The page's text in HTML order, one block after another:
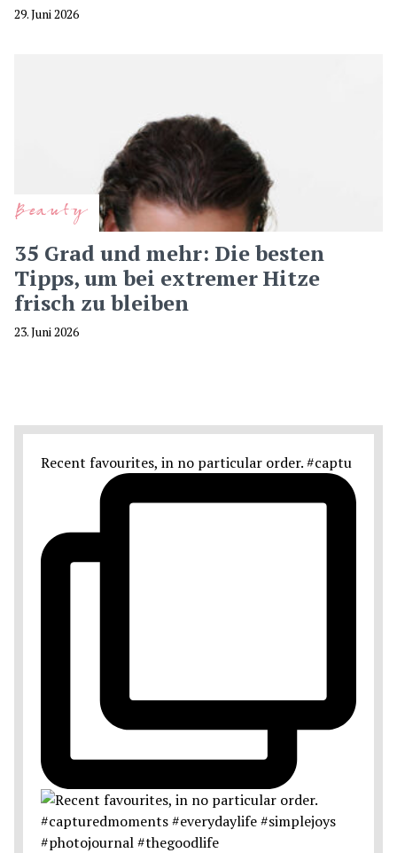
29. Juni 2026
Beauty
35 Grad und mehr: Die besten
Tipps, um bei extremer Hitze
frisch zu bleiben
23. Juni 2026
Recent favourites, in no particular order. #captu